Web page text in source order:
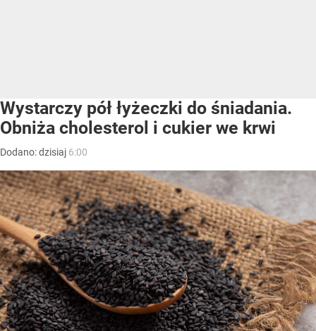
Wystarczy pół łyżeczki do śniadania.
Obniża cholesterol i cukier we krwi
Dodano:dzisiaj 6:00